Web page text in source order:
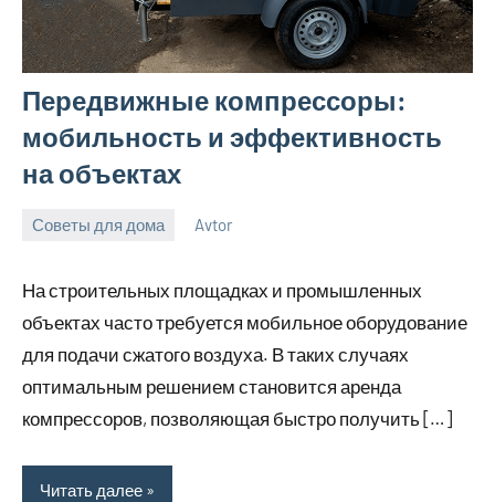
Передвижные компрессоры:
мобильность и эффективность
на объектах
Советы для дома
2026
Avtor
На строительных площадках и промышленных
объектах часто требуется мобильное оборудование
для подачи сжатого воздуха. В таких случаях
оптимальным решением становится аренда
компрессоров, позволяющая быстро получить […]
Читать далее